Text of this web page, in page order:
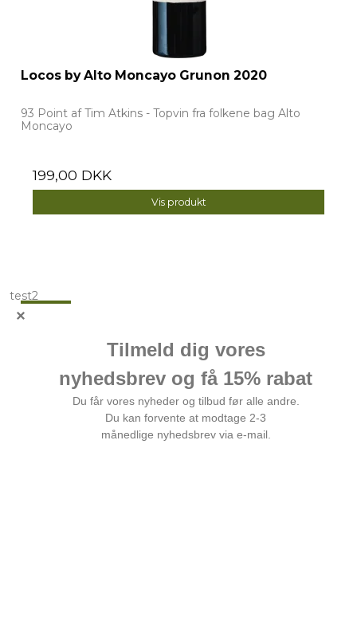
Locos by Alto Moncayo Grunon 2020
93 Point af Tim Atkins - Topvin fra folkene bag Alto
Moncayo
199,00 DKK
Vis produkt
test2